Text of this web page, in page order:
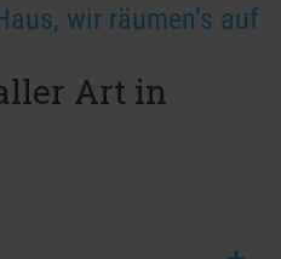
wir räumen’s auf
Art in